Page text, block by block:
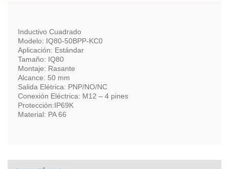
Inductivo Cuadrado
Modelo: IQ80-50BPP-KC0
Aplicación: Estándar
Tamaño: IQ80
Montaje: Rasante
Alcance: 50 mm
Salida Elétrica: PNP/NO/NC
Conexión Eléctrica: M12 – 4 pines
Protección:IP69K
Material: PA 66